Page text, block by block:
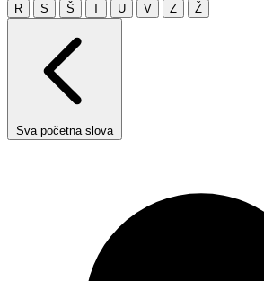
R
S Š T U V Z Ž
Sva početna slova